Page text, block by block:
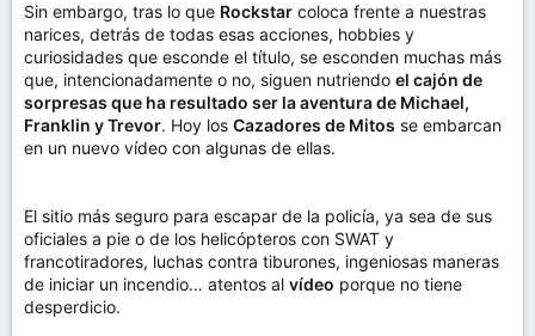
Sin embargo, tras lo que Rockstar coloca frente a nuestras
narices, detrás de todas esas acciones, hobbies y
curiosidades que esconde el título, se esconden muchas más
que, intencionadamente o no, siguen nutriendo el cajón de
sorpresas que ha resultado ser la aventura de Michael,
Franklin y Trevor. Hoy los Cazadores de Mitos se embarcan
en un nuevo vídeo con algunas de ellas.
El sitio más seguro para escapar de la policía, ya sea de sus
oficiales a pie o de los helicópteros con SWAT y
francotiradores, luchas contra tiburones, ingeniosas maneras
de iniciar un incendio… atentos al vídeo porque no tiene
desperdicio.